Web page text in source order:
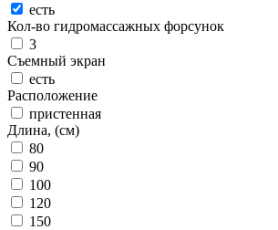
есть
Кол-во гидромассажных форсунок
3
Съемный экран
есть
Расположение
пристенная
Длина, (см)
80
90
100
120
150